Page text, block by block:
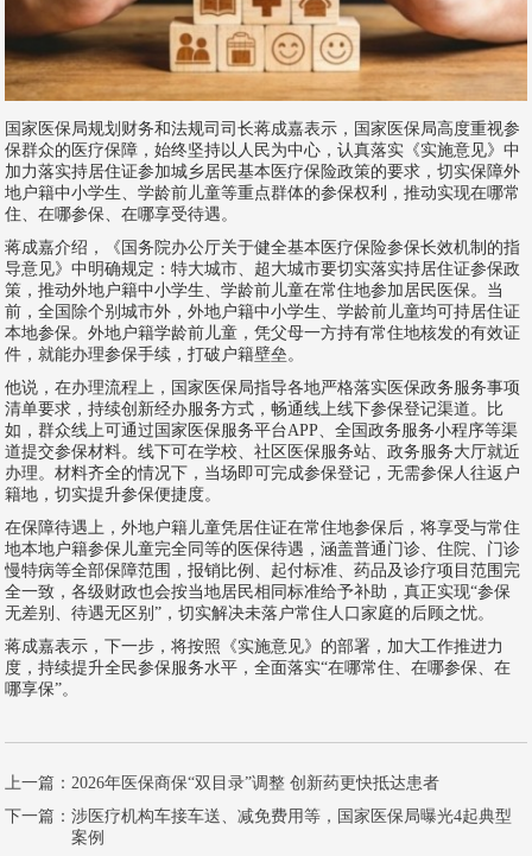
国家医保局规划财务和法规司司长蒋成嘉表示，国家医保局高度重视参
保群众的医疗保障，始终坚持以人民为中心，认真落实《实施意见》中
加力落实持居住证参加城乡居民基本医疗保险政策的要求，切实保障外
地户籍中小学生、学龄前儿童等重点群体的参保权利，推动实现在哪常
住、在哪参保、在哪享受待遇。
蒋成嘉介绍，《国务院办公厅关于健全基本医疗保险参保长效机制的指
导意见》中明确规定：特大城市、超大城市要切实落实持居住证参保政
策，推动外地户籍中小学生、学龄前儿童在常住地参加居民医保。当
前，全国除个别城市外，外地户籍中小学生、学龄前儿童均可持居住证
本地参保。外地户籍学龄前儿童，凭父母一方持有常住地核发的有效证
件，就能办理参保手续，打破户籍壁垒。
他说，在办理流程上，国家医保局指导各地严格落实医保政务服务事项
清单要求，持续创新经办服务方式，畅通线上线下参保登记渠道。比
如，群众线上可通过国家医保服务平台APP、全国政务服务小程序等渠
道提交参保材料。线下可在学校、社区医保服务站、政务服务大厅就近
办理。材料齐全的情况下，当场即可完成参保登记，无需参保人往返户
籍地，切实提升参保便捷度。
在保障待遇上，外地户籍儿童凭居住证在常住地参保后，将享受与常住
地本地户籍参保儿童完全同等的医保待遇，涵盖普通门诊、住院、门诊
慢特病等全部保障范围，报销比例、起付标准、药品及诊疗项目范围完
全一致，各级财政也会按当地居民相同标准给予补助，真正实现“参保
无差别、待遇无区别”，切实解决未落户常住人口家庭的后顾之忧。
蒋成嘉表示，下一步，将按照《实施意见》的部署，加大工作推进力
度，持续提升全民参保服务水平，全面落实“在哪常住、在哪参保、在
哪享保”。
上一篇：2026年医保商保“双目录”调整 创新药更快抵达患者
下一篇：涉医疗机构车接车送、减免费用等，国家医保局曝光4起典型
案例